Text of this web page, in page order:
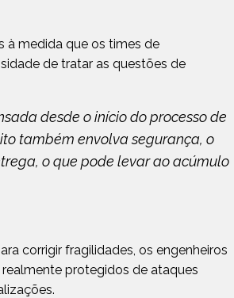
à medida que os times de
de tratar as questões de
desde o início do processo de
também envolva segurança, o
o que pode levar ao acúmulo
corrigir fragilidades, os engenheiros
protegidos de ataques